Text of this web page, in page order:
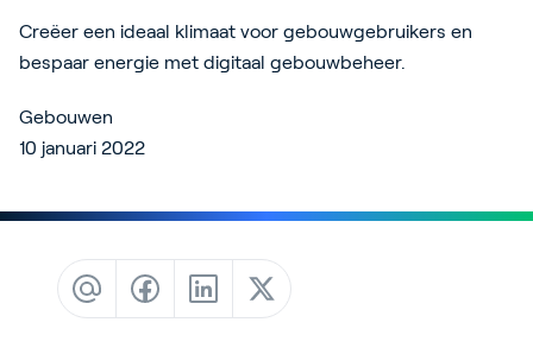
Contact
Customer Stories
Creëer een ideaal klimaat voor gebouwgebruikers en
bespaar energie met digitaal gebouwbeheer.
Gebouwen
10 januari 2022